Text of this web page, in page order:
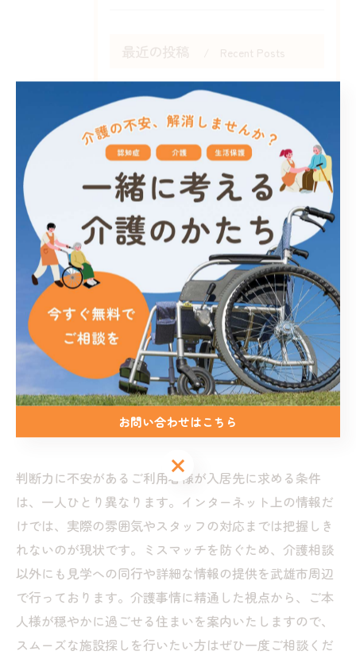
最近の投稿 Recent Posts
2026/02/11
ワントップパートナー佐賀中央店は、佐賀県武雄市で心温まる介護...
タグ Tags
武雄市 介護相談 身体介護 認知症
家族の悩み 介護保険 医療連携
老後不安 家族信託 空き家対策
財産 成年後見
判断力に不安があるご利用者様が入居先に求める条件
は、一人ひとり異なります。インターネット上の情報だ
けでは、実際の雰囲気やスタッフの対応までは把握しき
れないのが現状です。ミスマッチを防ぐため、介護相談
以外にも見学への同行や詳細な情報の提供を武雄市周辺
で行っております。介護事情に精通した視点から、ご本
人様が穏やかに過ごせる住まいを案内いたしますので、
スムーズな施設探しを行いたい方はぜひ一度ご相談くだ
お問い合わせはこちら
お問い合わせはこちら